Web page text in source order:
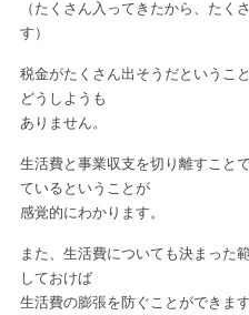
（たくさん入ってきたから、たく
す）
税金がたくさん出そうだというこ
どうしようも
ありません。
生活費と事業収支を切り離すこと
ているということが
感覚的にわかります。
また、生活費についても決まった
しておけば
生活費の膨張を防ぐことができます